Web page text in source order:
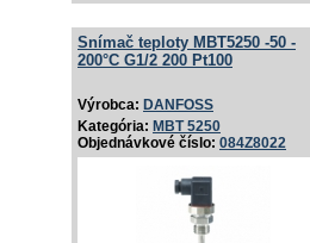
Snímač teploty MBT5250 -50 -
200°C G1/­2 200 Pt100
Výrobca: DANFOSS
Kategória: MBT 5250
Objednávkové číslo: 084Z8022